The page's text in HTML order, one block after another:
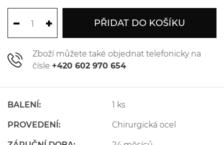
PŘIDAT DO KOŠÍKU
Zboží můžete také objednat telefonicky na
čísle +420 602 970 654
BALENÍ: 1 ks
PROVEDENÍ: Chirurgická ocel